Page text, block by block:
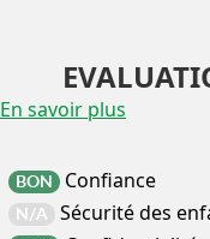
En savoir plus
BON Confiance
N/A Sécurité des